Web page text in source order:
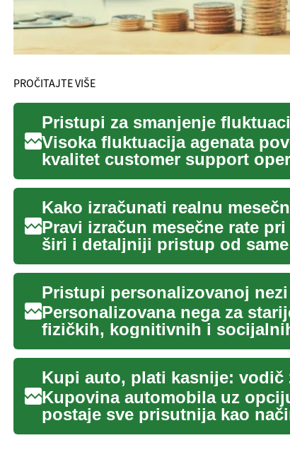
PROČITAJTE VIŠE
Visoka fluktuacija agenata
kvalitet customer support
objašnjava p...
Kako izračunati realnu
Pravi izračun mesečne rate
širi i detaljniji pristup od
teks...
Personalizovana nega za
fizičkih, kognitivnih i
kreirali pl...
Kupi auto, plati kasnije: vodič
Kupovina automobila uz
postaje sve prisutnija kao
nabavke ...